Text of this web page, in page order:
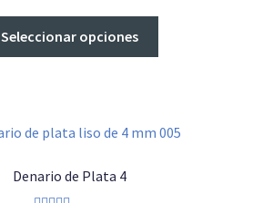
Seleccionar opciones
Las
Denario de Plata 4